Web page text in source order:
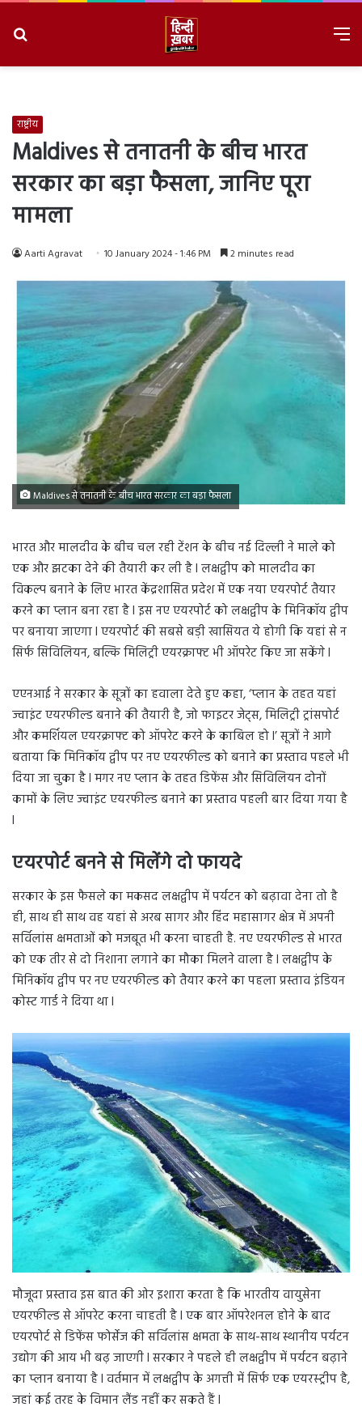
राष्ट्रीय
Maldives से तनातनी के बीच भारत
सरकार का बड़ा फैसला, जानिए पूरा
मामला
Aarti Agravat 10 January 2024 - 1:46 PM 2 minutes read
Maldives से तनातनी के बीच भारत सरकार का बड़ा फैसला
भारत और मालदीव के बीच चल रही टेंशन के बीच नई दिल्ली ने माले को
एक और झटका देने की तैयारी कर ली है l लक्षद्वीप को मालदीव का
विकल्प बनाने के लिए भारत केंद्रशासित प्रदेश में एक नया एयरपोर्ट तैयार
करने का प्लान बना रहा है l इस नए एयरपोर्ट को लक्षद्वीप के मिनिकॉय द्वीप
पर बनाया जाएगा l एयरपोर्ट की सबसे बड़ी खासियत ये होगी कि यहां से न
सिर्फ सिविलियन, बल्कि मिलिट्री एयरक्राफ्ट भी ऑपरेट किए जा सकेंगे l
एएनआई ने सरकार के सूत्रों का हवाला देते हुए कहा, ‘प्लान के तहत यहां
ज्वाइंट एयरफील्ड बनाने की तैयारी है, जो फाइटर जेट्स, मिलिट्री ट्रांसपोर्ट
और कमर्शियल एयरक्राफ्ट को ऑपरेट करने के काबिल हो l’ सूत्रों ने आगे
बताया कि मिनिकॉय द्वीप पर नए एयरफील्ड को बनाने का प्रस्ताव पहले भी
दिया जा चुका है l मगर नए प्लान के तहत डिफेंस और सिविलियन दोनों
कामों के लिए ज्वाइंट एयरफील्ड बनाने का प्रस्ताव पहली बार दिया गया है
l
एयरपोर्ट बनने से मिलेंगे दो फायदे
सरकार के इस फैसले का मकसद लक्षद्वीप में पर्यटन को बढ़ावा देना तो है
ही, साथ ही साथ वह यहां से अरब सागर और हिंद महासागर क्षेत्र में अपनी
सर्विलांस क्षमताओं को मजबूत भी करना चाहती है. नए एयरफील्ड से भारत
को एक तीर से दो निशाना लगाने का मौका मिलने वाला है l लक्षद्वीप के
मिनिकॉय द्वीप पर नए एयरफील्ड को तैयार करने का पहला प्रस्ताव इंडियन
कोस्ट गार्ड ने दिया था l
मौजूदा प्रस्ताव इस बात की ओर इशारा करता है कि भारतीय वायुसेना
एयरफील्ड से ऑपरेट करना चाहती है l एक बार ऑपरेशनल होने के बाद
एयरपोर्ट से डिफेंस फोर्सेज की सर्विलांस क्षमता के साथ-साथ स्थानीय पर्यटन
उद्योग की आय भी बढ़ जाएगी l सरकार ने पहले ही लक्षद्वीप में पर्यटन बढ़ाने
का प्लान बनाया है l वर्तमान में लक्षद्वीप के अगत्ती में सिर्फ एक एयरस्ट्रीप है,
जहां कई तरह के विमान लैंड नहीं कर सकते हैं l